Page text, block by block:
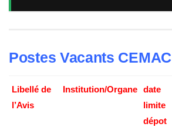
Postes Vacants CEMAC
Libellé de
l’Avis
Institution/Organe
date
limite
dépot